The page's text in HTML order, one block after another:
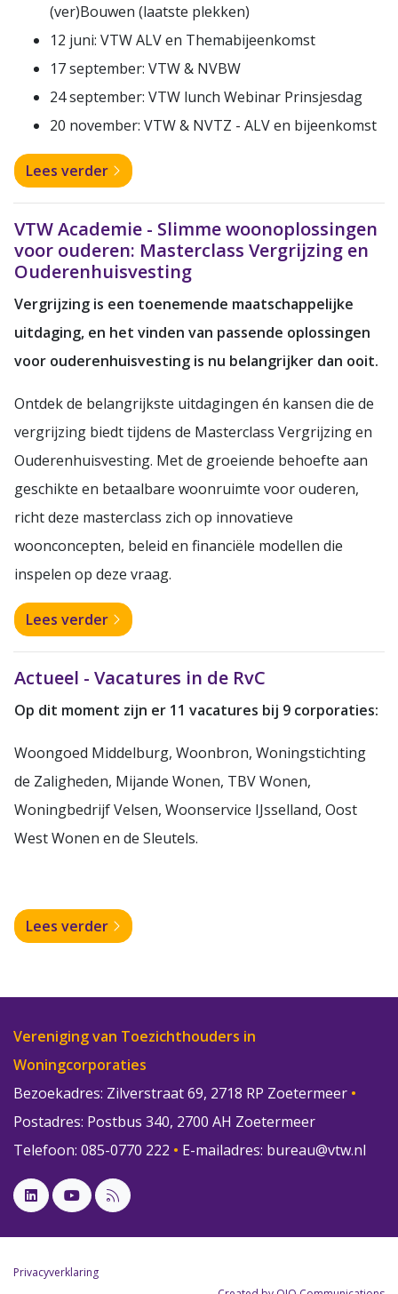
(ver)Bouwen (laatste plekken)
12 juni: VTW ALV en Themabijeenkomst
17 september: VTW & NVBW
24 september: VTW lunch Webinar Prinsjesdag
20 november: VTW & NVTZ - ALV en bijeenkomst
Lees verder
VTW Academie - Slimme woonoplossingen
voor ouderen: Masterclass Vergrijzing en
Ouderenhuisvesting
Vergrijzing is een toenemende maatschappelijke
uitdaging, en het vinden van passende oplossingen
voor ouderenhuisvesting is nu belangrijker dan ooit.
Ontdek de belangrijkste uitdagingen én kansen die de
vergrijzing biedt tijdens de Masterclass Vergrijzing en
Ouderenhuisvesting. Met de groeiende behoefte aan
geschikte en betaalbare woonruimte voor ouderen,
richt deze masterclass zich op innovatieve
woonconcepten, beleid en financiële modellen die
inspelen op deze vraag.
Lees verder
Actueel - Vacatures in de RvC
Op dit moment zijn er 11 vacatures bij 9 corporaties:
Woongoed Middelburg, Woonbron, Woningstichting
de Zaligheden, Mijande Wonen, TBV Wonen,
Woningbedrijf Velsen, Woonservice IJsselland, Oost
West Wonen en de Sleutels.
Lees verder
Vereniging van Toezichthouders in
Woningcorporaties
Bezoekadres: Zilverstraat 69, 2718 RP Zoetermeer •
Postadres: Postbus 340, 2700 AH Zoetermeer
Telefoon: 085-0770 222 • E-mailadres: bureau@vtw.nl
Privacyverklaring